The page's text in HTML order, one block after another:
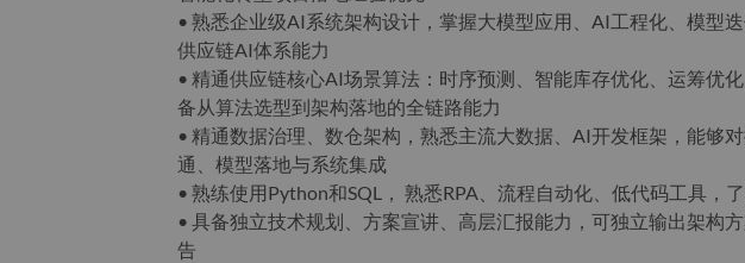
• 熟悉企业级AI系统架构设计，掌握大模型应用、AI工程化、模型
供应链AI体系能力
• 精通供应链核心AI场景算法：时序预测、智能库存优化、运筹优
备从算法选型到架构落地的全链路能力
• 精通数据治理、数仓架构，熟悉主流大数据、AI开发框架，能够
通、模型落地与系统集成
• 熟练使用Python和SQL， 熟悉RPA、流程自动化、低代码工具，
• 具备独立技术规划、方案宣讲、高层汇报能力，可独立输出架构
告